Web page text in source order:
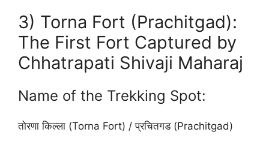
3) Torna Fort (Prachitgad):
The First Fort Captured by
Chhatrapati Shivaji Maharaj
Name of the Trekking Spot:
तोरणा किल्ला (Torna Fort) / प्रचितगड (Prachitgad)